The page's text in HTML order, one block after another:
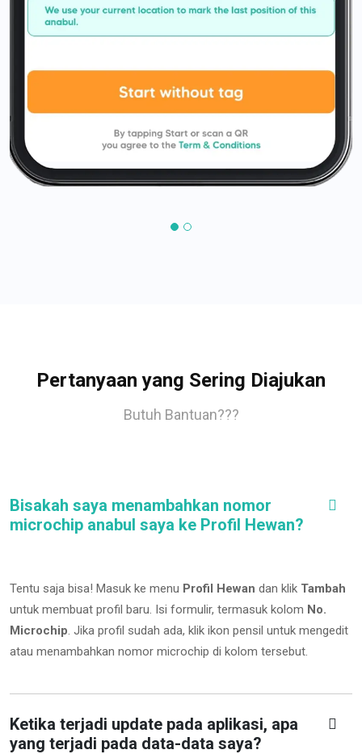
Pertanyaan yang Sering Diajukan
Butuh Bantuan???
Bisakah saya menambahkan nomor
microchip anabul saya ke Profil Hewan?
Tentu saja bisa! Masuk ke menu Profil Hewan dan klik Tambah
untuk membuat profil baru. Isi formulir, termasuk kolom No.
Microchip. Jika profil sudah ada, klik ikon pensil untuk mengedit
atau menambahkan nomor microchip di kolom tersebut.
Ketika terjadi update pada aplikasi, apa
yang terjadi pada data-data saya?